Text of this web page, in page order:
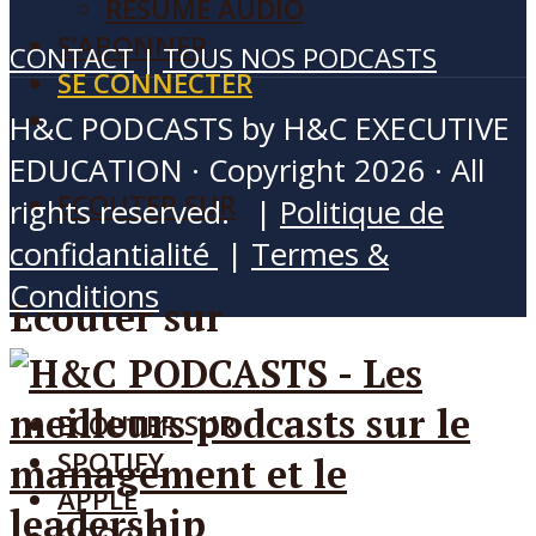
RÉSUMÉ AUDIO
S’ABONNER
SE CONNECTER
ECOUTER SUR
Ecouter sur
ECOUTER SUR
SPOTIFY
APPLE
CONTACT|TOUS NOS PODCASTS
H&C PODCASTS by H&C EXECUTIVE
EDUCATION · Copyright 2026 · All
rights reserved. | Politique de
confidantialité | Termes &
Conditions